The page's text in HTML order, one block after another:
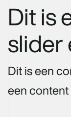
Dit is
slider
Dit is een
een